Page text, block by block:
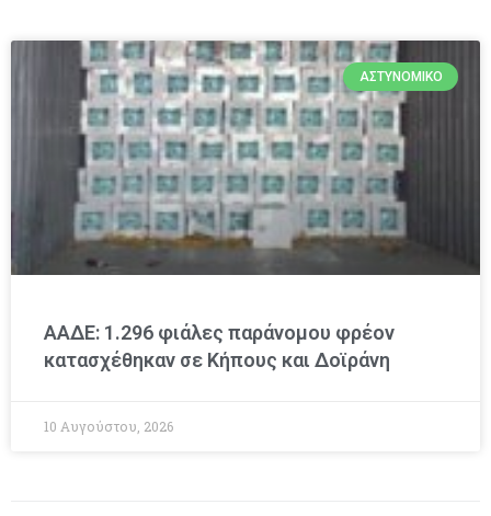
ΑΣΤΥΝΟΜΙΚΌ
ΑΑΔΕ: 1.296 φιάλες παράνομου φρέον
κατασχέθηκαν σε Κήπους και Δοϊράνη
10 Αυγούστου, 2026